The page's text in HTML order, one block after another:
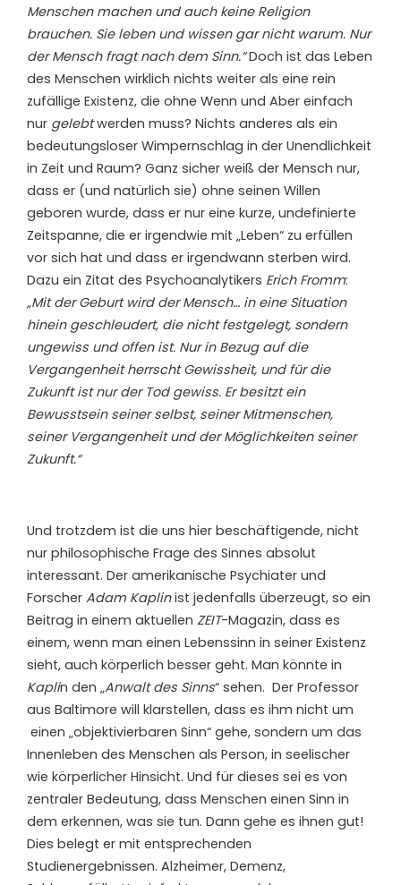
Menschen machen und auch keine Religion
brauchen. Sie leben und wissen gar nicht warum. Nur
der Mensch fragt nach dem Sinn.“Doch ist das Leben
des Menschen wirklich nichts weiter als eine rein
zufällige Existenz, die ohne Wenn und Aber einfach
nur gelebtwerden muss? Nichts anderes als ein
bedeutungsloser Wimpernschlag in der Unendlichkeit
in Zeit und Raum? Ganz sicher weiß der Mensch nur,
dass er (und natürlich sie) ohne seinen Willen
geboren wurde, dass er nur eine kurze, undefinierte
Zeitspanne, die er irgendwie mit „Leben“ zu erfüllen
vor sich hat und dass er irgendwann sterben wird.
Dazu ein Zitat des Psychoanalytikers Erich Fromm:
„Mit der Geburt wird der Mensch… in eine Situation
hinein geschleudert, die nicht festgelegt, sondern
ungewiss und offen ist. Nur in Bezug auf die
Vergangenheit herrscht Gewissheit, und für die
Zukunft ist nur der Tod gewiss. Er besitzt ein
Bewusstsein seiner selbst, seiner Mitmenschen,
seiner Vergangenheit und der Möglichkeiten seiner
Zukunft.“
Und trotzdem ist die uns hier beschäftigende, nicht
nur philosophische Frage des Sinnes absolut
interessant. Der amerikanische Psychiater und
Forscher Adam Kaplinist jedenfalls überzeugt, so ein
Beitrag in einem aktuellen ZEIT-Magazin, dass es
einem, wenn man einen Lebenssinn in seiner Existenz
sieht, auch körperlich besser geht. Man könnte in
Kaplin den „Anwalt des Sinns“ sehen. Der Professor
aus Baltimore will klarstellen, dass es ihm nicht um
einen „objektivierbaren Sinn“ gehe, sondern um das
Innenleben des Menschen als Person, in seelischer
wie körperlicher Hinsicht. Und für dieses sei es von
zentraler Bedeutung, dass Menschen einen Sinn in
dem erkennen, was sie tun. Dann gehe es ihnen gut!
Dies belegt er mit entsprechenden
Studienergebnissen. Alzheimer, Demenz,